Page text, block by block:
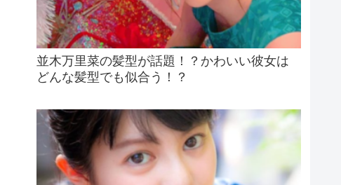
並木万里菜の髪型が話題！？かわいい彼女は
どんな髪型でも似合う！？